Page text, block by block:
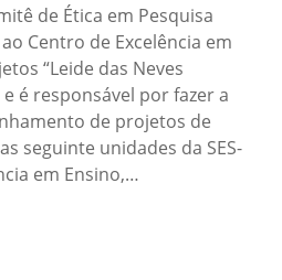
de Ética em Pesquisa
Centro de Excelência em
“Leide das Neves
e é responsável por fazer a
de projetos de
seguinte unidades da SES-
em Ensino,…